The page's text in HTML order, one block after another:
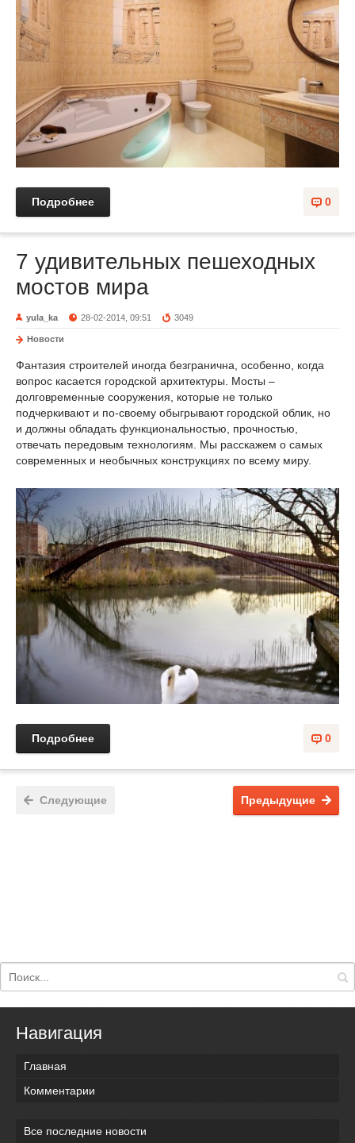
0
Подробнее
7 удивительных пешеходных
мостов мира
yula_ka 28-02-2014, 09:51 3049
Новости
Фантазия строителей иногда безгранична, особенно, когда
вопрос касается городской архитектуры. Мосты –
долговременные сооружения, которые не только
подчеркивают и по-своему обыгрывают городской облик, но
и должны обладать функциональностью, прочностью,
отвечать передовым технологиям. Мы расскажем о самых
современных и необычных конструкциях по всему миру.
0
Подробнее
Предыдущие
Следующие
Навигация
Главная
Комментарии
Все последние новости